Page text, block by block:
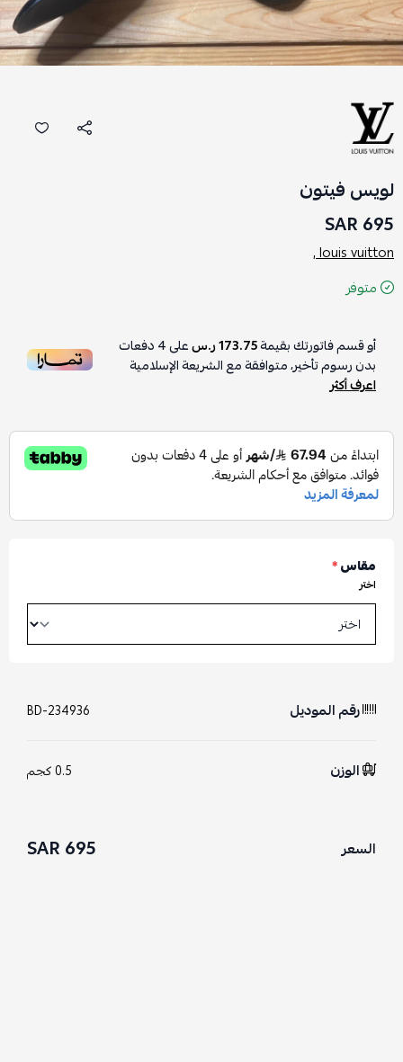
لويس فيتون
695 SAR
louis vuitton ,
متوفر
أو قسم فاتورتك بقيمة173.75 ر.س على4دفعات
بدون رسوم تأخير، متوافقة مع الشريعة الإسلامية
اعرف أكثر
مقاس*
اختر
رقم الموديل BD-234936
الوزن 0.5 كجم
السعر 695 SAR